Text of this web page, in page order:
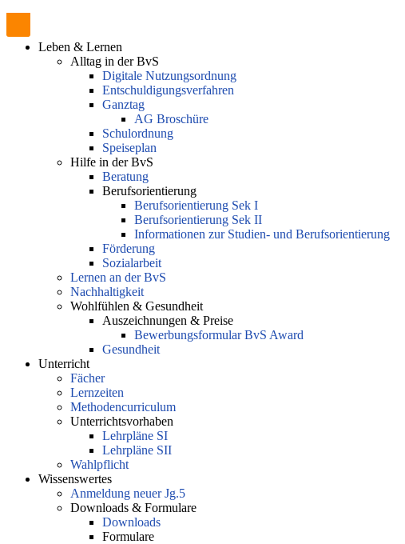
Leben & Lernen
Alltag in der BvS
Digitale Nutzungsordnung
Entschuldigungsverfahren
Ganztag
AG Broschüre
Schulordnung
Speiseplan
Hilfe in der BvS
Beratung
Berufsorientierung
Berufsorientierung Sek I
Berufsorientierung Sek II
Informationen zur Studien- und Berufsorientierung
Förderung
Sozialarbeit
Lernen an der BvS
Nachhaltigkeit
Wohlfühlen & Gesundheit
Auszeichnungen & Preise
Bewerbungsformular BvS Award
Gesundheit
Unterricht
Fächer
Lernzeiten
Methodencurriculum
Unterrichtsvorhaben
Lehrpläne SI
Lehrpläne SII
Wahlpflicht
Wissenswertes
Anmeldung neuer Jg.5
Downloads & Formulare
Downloads
Formulare